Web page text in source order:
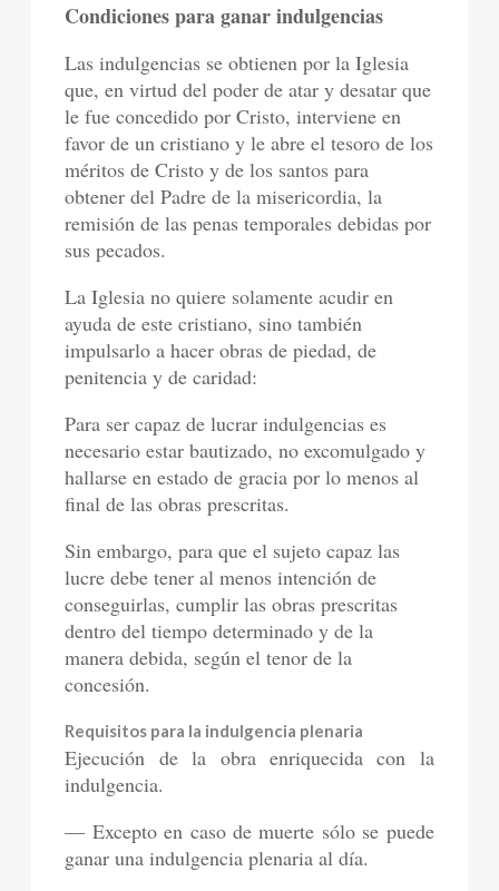
Condiciones para ganar indulgencias
Las indulgencias se obtienen por la Iglesia
que, en virtud del poder de atar y desatar que
le fue concedido por Cristo, interviene en
favor de un cristiano y le abre el tesoro de los
méritos de Cristo y de los santos para
obtener del Padre de la misericordia, la
remisión de las penas temporales debidas por
sus pecados.
La Iglesia no quiere solamente acudir en
ayuda de este cristiano, sino también
impulsarlo a hacer obras de piedad, de
penitencia y de caridad:
Para ser capaz de lucrar indulgencias es
necesario estar bautizado, no excomulgado y
hallarse en estado de gracia por lo menos al
final de las obras prescritas.
Sin embargo, para que el sujeto capaz las
lucre debe tener al menos intención de
conseguirlas, cumplir las obras prescritas
dentro del tiempo determinado y de la
manera debida, según el tenor de la
concesión.
Requisitos para la indulgencia plenaria
Ejecución de la obra enriquecida con la
indulgencia.
— Excepto en caso de muerte sólo se puede
ganar una indulgencia plenaria al día.